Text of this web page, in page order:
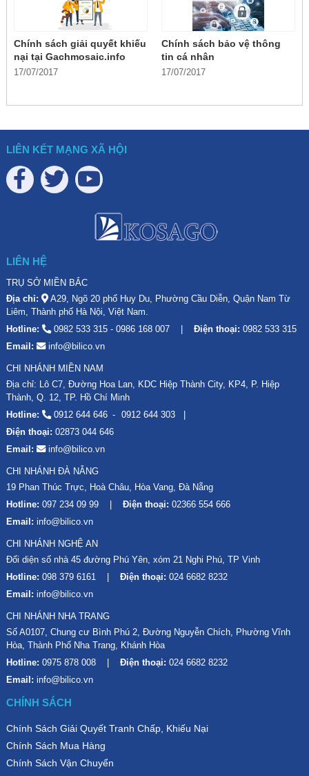
Chính sách giải quyết khiếu
nại tại Gachmosaic.info
17/07/2017
Chính sách bảo vệ thông
tin cá nhân
17/07/2017
LIÊN KẾT MẠNG XÃ HỘI
LIÊN HỆ
TRỤ SỞ MIỀN BẮC
Địa chỉ:
A29, Ngõ 20 phố Huy Du, Phường Cầu Diễn, Quận Nam Từ
Liêm, Thành phố Hà Nội, Việt Nam.
Hotline:
0982 533 315 - 0986 168 007 Điện thoại: 0982 533 315
Email:
info@bilico.vn
CHI NHÁNH MIỀN NAM
Địa chỉ: Lô C7, Đường Hoa Lan, KDC Hiệp Thành City, KP4, P. Hiệp
Thành, Q. 12, TP. Hồ Chí Minh
Hotline:
0912 644 646
0912 644 303
Điện thoại: 02873 044 646
Email:
info@bilico.vn
CHI NHÁNH ĐÀ NẴNG
19 Phan Thúc Trực, Hoà Châu, Hòa Vang, Đà Nẵng
Hotline: 097 234 09 99 Điện thoại: 02366 554 666
Email: info@bilico.vn
CHI NHÁNH NGHỆ AN
Đối diện số nhà 45 đường Phú Yên, xóm 21 Nghi Phú, TP Vinh
Hotline: 098 379 6161 Điện thoại: 024 6682 8232
Email: info@bilico.vn
CHI NHÁNH NHA TRANG
Số A0107, Chung cư Bình Phú 2, Đường Nguyễn Chích, Phường Vĩnh
Hòa, Thành Phố Nha Trang, Khánh Hòa
Hotline: 0975 878 008 Điện thoại: 024 6682 8232
Email: info@bilico.vn
CHÍNH SÁCH
Chính Sách Giải Quyết Tranh Chấp, Khiếu Nại
Chính Sách Mua Hàng
Chính Sách Vận Chuyển